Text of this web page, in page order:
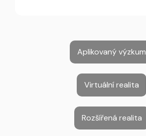
Aplikovaný výzkum
Virtuální realita
Rozšířená realita